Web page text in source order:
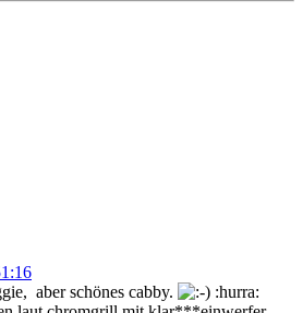
aber schönes cabby.
:hurra: